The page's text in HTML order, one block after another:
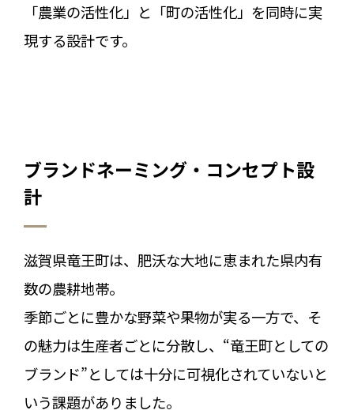
「農業の活性化」と「町の活性化」を同時に実
現する設計です。
ブランドネーミング・コンセプト設
計
滋賀県竜王町は、肥沃な大地に恵まれた県内有
数の農耕地帯。
季節ごとに豊かな野菜や果物が実る一方で、そ
の魅力は生産者ごとに分散し、“竜王町としての
ブランド”としては十分に可視化されていないと
いう課題がありました。